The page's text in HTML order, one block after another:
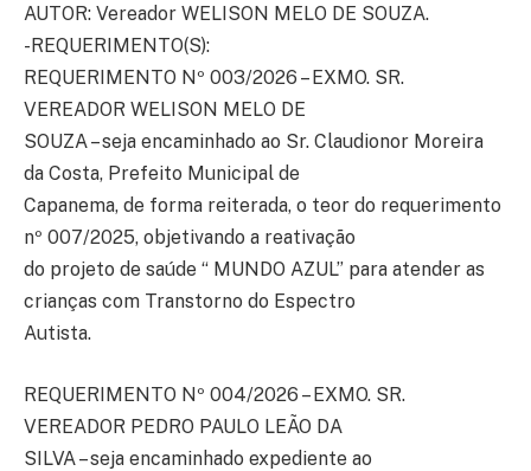
AUTOR: Vereador WELISON MELO DE SOUZA.
-REQUERIMENTO(S):
REQUERIMENTO Nº 003/2026 – EXMO. SR.
VEREADOR WELISON MELO DE
SOUZA – seja encaminhado ao Sr. Claudionor Moreira
da Costa, Prefeito Municipal de
Capanema, de forma reiterada, o teor do requerimento
nº 007/2025, objetivando a reativação
do projeto de saúde “ MUNDO AZUL” para atender as
crianças com Transtorno do Espectro
Autista.
REQUERIMENTO Nº 004/2026 – EXMO. SR.
VEREADOR PEDRO PAULO LEÃO DA
SILVA – seja encaminhado expediente ao